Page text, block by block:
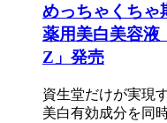
めっちゃくちゃ
薬用美白美容液
Z」発売
資生堂だけが実現
美白有効成分を同